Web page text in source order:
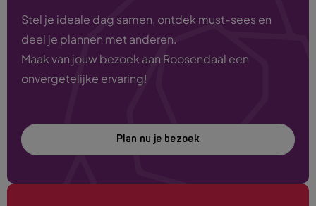
Stel je ideale dag samen, ontdek must-sees en
deel je plannen met anderen.
Maak van jouw bezoek aan Roosendaal een
onvergetelijke ervaring!
Plan nu je bezoek